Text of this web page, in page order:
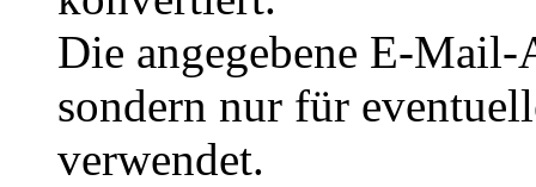
Die angegebene E-
sondern nur für
verwendet.